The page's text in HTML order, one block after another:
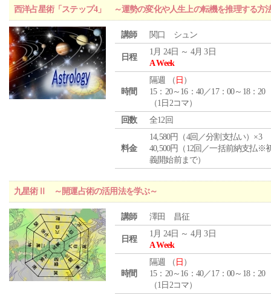
西洋占星術「ステップ4」 ～運勢の変化や人生上の転機を推理する方
講師 関口 シュン
日程
1月 24日 ～ 4月 3日
A Week
時間
隔週 （ 日 ）
15：20～16：40／17：00～18：20
（1日2コマ）
回数
全12回
料金
14,580円（4回／分割支払い）×3
40,500円（12回／一括前納支払※
義開始前まで）
九星術Ⅱ ～開運占術の活用法を学ぶ～
講師 澤田 昌征
日程
1月 24日 ～ 4月 3日
A Week
時間
隔週 （ 日 ）
15：20～16：40／17：00～18：20
（1日2コマ）